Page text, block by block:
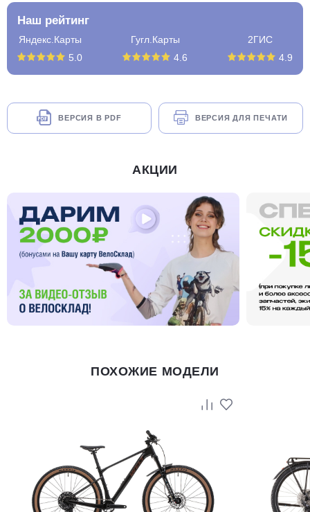
Наш рейтинг
Яндекс.Карты
5.0
Гугл.Карты
4.6
2ГИС
4.9
ВЕРСИЯ В PDF ВЕРСИЯ ДЛЯ ПЕЧАТИ
АКЦИИ
ПОХОЖИЕ МОДЕЛИ